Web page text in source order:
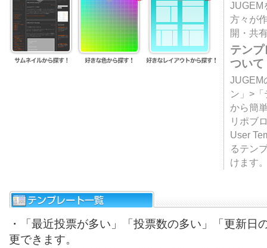
JUGEM
方々が
開・共
テン
ついて
JUGEM
ン」>
から簡
リポブ
User
るテン
けます
・「最近投票が多い」「投票数の多い」「更新日
更できます。